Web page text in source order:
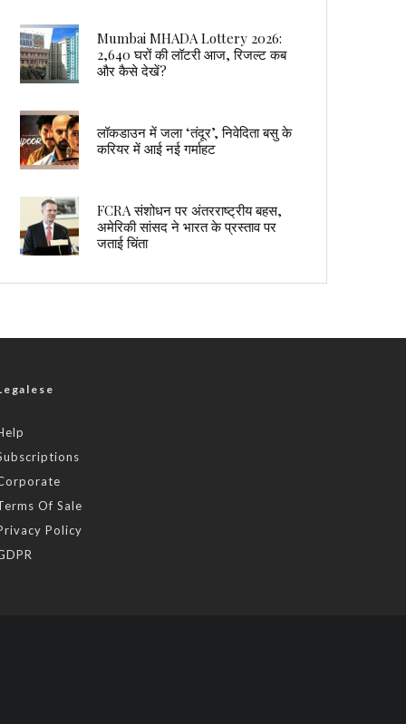
Mumbai MHADA Lottery 2026:
2,640 घरों की लॉटरी आज, रिजल्ट कब
और कैसे देखें?
लॉकडाउन में जला ‘तंदूर’, निवेदिता बसु के
करियर में आई नई गर्माहट
FCRA संशोधन पर अंतरराष्ट्रीय बहस,
अमेरिकी सांसद ने भारत के प्रस्ताव पर
जताई चिंता
Of Sale
Policy